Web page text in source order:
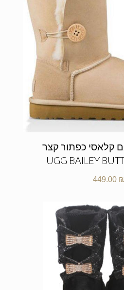
קלאסי כפתור קצר
UGG BAILEY
449.00